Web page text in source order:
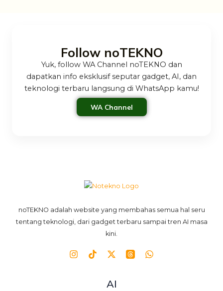
Follow noTEKNO
Yuk, follow WA Channel noTEKNO dan
dapatkan info eksklusif seputar gadget, AI, dan
teknologi terbaru langsung di WhatsApp kamu!
WA Channel
noTEKNO adalah website yang membahas semua hal seru
tentang teknologi, dari gadget terbaru sampai tren AI masa
kini.
AI